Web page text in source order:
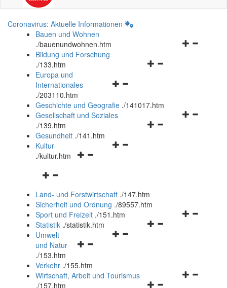
Coronavirus: Aktuelle Informationen
Bauen und Wohnen
./bauenundwohnen.htm
Navigationsmenü
Bildung und Forschung
./133.htm
Navigationsmenü
und
schließen
Europa und
Internationales
./203110.htm
Geschichte und Geografie ./141017.htm
Navigationsmenü
Gesellschaft und Soziales
./139.htm
Navigationsmenü
Gesundheit ./141.htm
Navigationsmenü
Kultur
./kultur.htm
Navigationsmenü
und
schließen
Land- und Forstwirtschaft ./147.htm
Sicherheit und Ordnung ./89557.htm
Navigationsmenü
Sport und Freizeit ./151.htm
Navigationsmenü
Statistik ./statistik.htm
Navigationsmenü
und
schließen
Umwelt
und Natur
./153.htm
Verkehr ./155.htm
Navigationsmenü
Wirtschaft, Arbeit und Tourismus
./157.htm